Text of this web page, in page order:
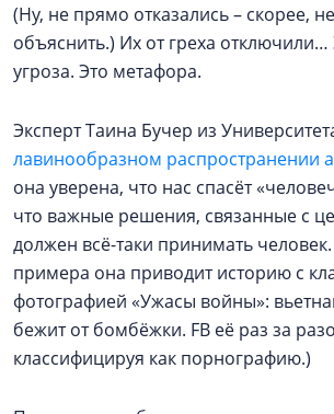
(Ну, не прямо отказались – скорее,
объяснить.) Их от греха отключили…
угроза. Это метафора.
Эксперт Таина Бучер из
лавинообразном распространении
она уверена, что нас спасёт
что важные решения, связанные с
должен всё-таки принимать человек.
примера она приводит историю с
фотографией «Ужасы войны»:
бежит от бомбёжки. FB её раз за
классифицируя как порнографию.)